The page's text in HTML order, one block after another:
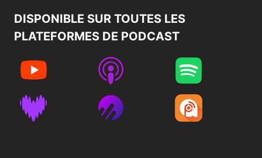
DISPONIBLE SUR TOUTES LES
PLATEFORMES DE PODCAST​